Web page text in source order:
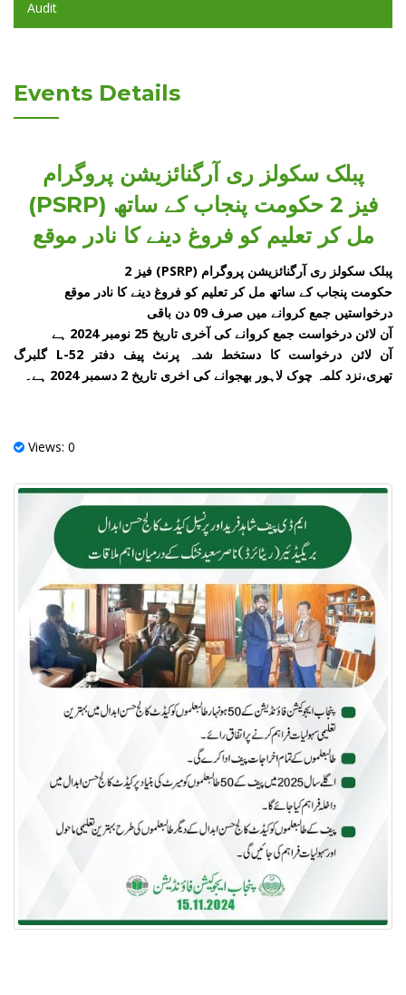
Audit
Events Details
پبلک سکولز ری آرگنائزیشن پروگرام
(PSRP) فیز 2 حکومت پنجاب کے ساتھ
مل کر تعلیم کو فروغ دینے کا نادر موقع
پبلک سکولز ری آرگنائزیشن پروگرام (PSRP) فیز 2
حکومت پنجاب کے ساتھ مل کر تعلیم کو فروغ دینے کا نادر موقع
درخواستیں جمع کروانے میں صرف 09 دن باقی
آن لائن درخواست جمع کروانے کی آخری تاریخ 25 نومبر 2024 ہے
آن لائن درخواست کا دستخط شدہ پرنٹ پیف دفتر L-52 گلبرگ
تھری،نزد کلمہ چوک لاہور بھجوانے کی اخری تاریخ 2 دسمبر 2024 ہے۔
Views: 0